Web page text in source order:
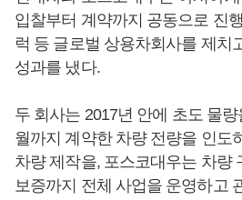
입찰부터 계약까지 공동으로 진
럭 등 글로벌 상용차회사를 제치
성과를 냈다.
두 회사는 2017년 안에 초도 물
월까지 계약한 차량 전량을 인도
차량 제작을, 포스코대우는 차량
보증까지 전체 사업을 운영하고